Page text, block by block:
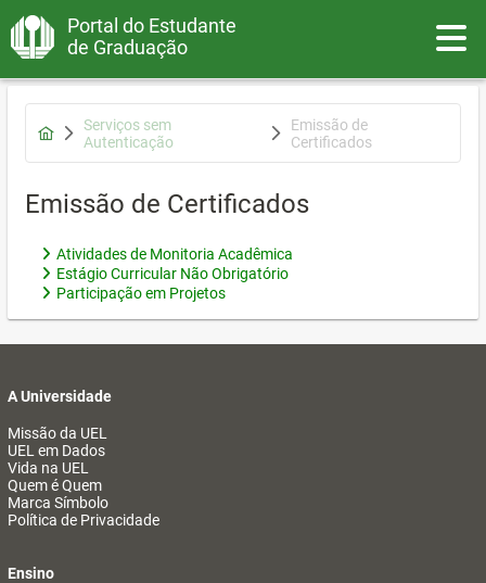
Portal do Estudante
de Graduação
Serviços sem
Autenticação
Emissão de
Certificados
Emissão de Certificados
Atividades de Monitoria Acadêmica
Estágio Curricular Não Obrigatório
Participação em Projetos
A Universidade
Missão da UEL
UEL em Dados
Vida na UEL
Quem é Quem
Marca Símbolo
Política de Privacidade
Ensino